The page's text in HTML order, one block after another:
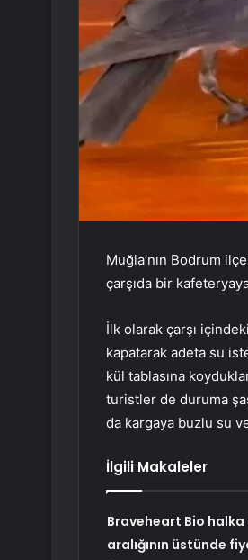
Muğla’nın Bodrum
çarşıda bir
İlk olarak çarşı
kapatarak adeta su
kül tablasına
turistler de duruma
da kargaya buzlu su
İlgili Makaleler
Braveheart Bio halka
aralığının üstünde